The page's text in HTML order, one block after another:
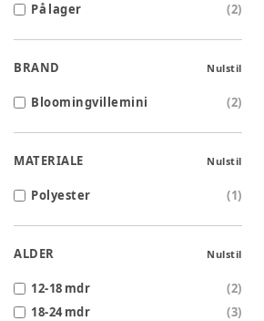
På lager (2)
BRAND Nulstil
Bloomingvillemini (2)
MATERIALE Nulstil
Polyester (1)
ALDER Nulstil
12-18 mdr (2)
18-24 mdr
(3)